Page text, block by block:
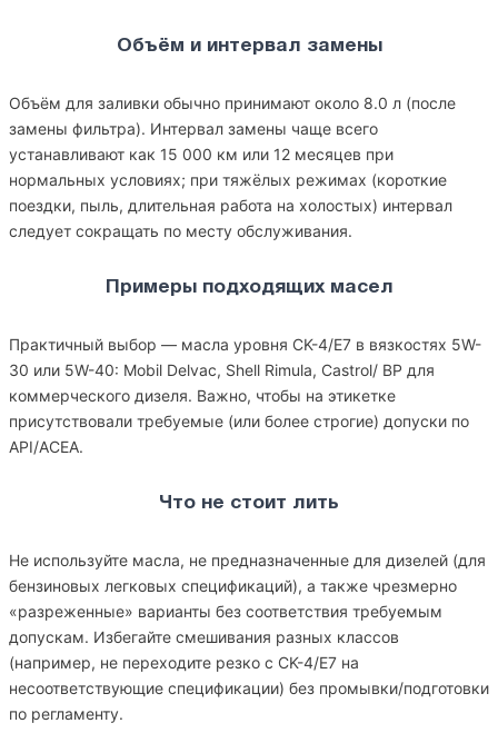
Объём и интервал замены
Объём для заливки обычно принимают около 8.0 л (после
замены фильтра). Интервал замены чаще всего
устанавливают как 15 000 км или 12 месяцев при
нормальных условиях; при тяжёлых режимах (короткие
поездки, пыль, длительная работа на холостых) интервал
следует сокращать по месту обслуживания.
Примеры подходящих масел
Практичный выбор — масла уровня CK-4/E7 в вязкостях 5W-
30 или 5W-40: Mobil Delvac, Shell Rimula, Castrol/ BP для
коммерческого дизеля. Важно, чтобы на этикетке
присутствовали требуемые (или более строгие) допуски по
API/ACEA.
Что не стоит лить
Не используйте масла, не предназначенные для дизелей (для
бензиновых легковых спецификаций), а также чрезмерно
«разреженные» варианты без соответствия требуемым
допускам. Избегайте смешивания разных классов
(например, не переходите резко с CK-4/E7 на
несоответствующие спецификации) без промывки/подготовки
по регламенту.